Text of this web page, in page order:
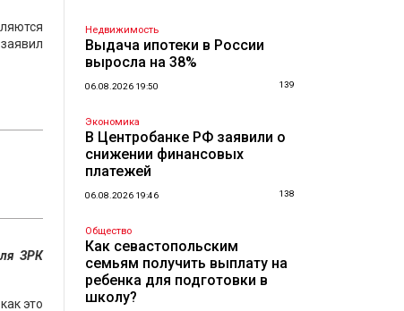
ЗРК
это
Недвижимость
Выдача ипотеки в России
выросла на 38%
06.08.2026 19:50 139
Экономика
В Центробанке РФ заявили о
снижении финансовых
платежей
06.08.2026 19:46 138
Общество
Как севастопольским
семьям получить выплату на
ребенка для подготовки в
школу?